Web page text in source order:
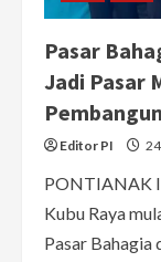
Pasar
Jadi Pasar
Editor PI
PONTIANAK
Kubu Raya
Pasar Bahagia